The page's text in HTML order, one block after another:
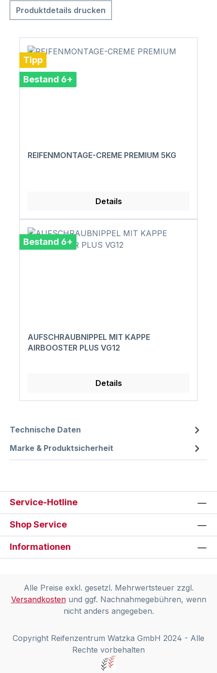
Produktdetails drucken
Tipp
Bestand 6+
REIFENMONTAGE-CREME PREMIUM 5KG
Details
Bestand 6+
AUFSCHRAUBNIPPEL MIT KAPPE
AIRBOOSTER PLUS VG12
Details
Technische Daten
Marke & Produktsicherheit
Service-Hotline
Shop Service
Informationen
Alle Preise exkl. gesetzl. Mehrwertsteuer zzgl.
Versandkostenund ggf. Nachnahmegebühren, wenn
nicht anders angegeben.
Copyright Reifenzentrum Watzka GmbH 2024 - Alle
Rechte vorbehalten